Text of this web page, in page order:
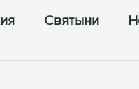
Cвятыни